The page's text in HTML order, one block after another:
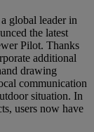
a global leader in
the latest
Pilot. Thanks
additional
drawing
communication
situation. In
users now have